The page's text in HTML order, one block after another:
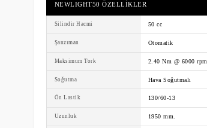
NEWLIGHT50 ÖZELLIKLER
Silindir Hacmi 50 cc
Şanzıman Otomatik
Maksimum Tork 2.40 Nm @ 6000 rpm
Soğutma Hava Soğutmalı
Ön Lastik 130/60-13
Uzunluk 1950 mm.